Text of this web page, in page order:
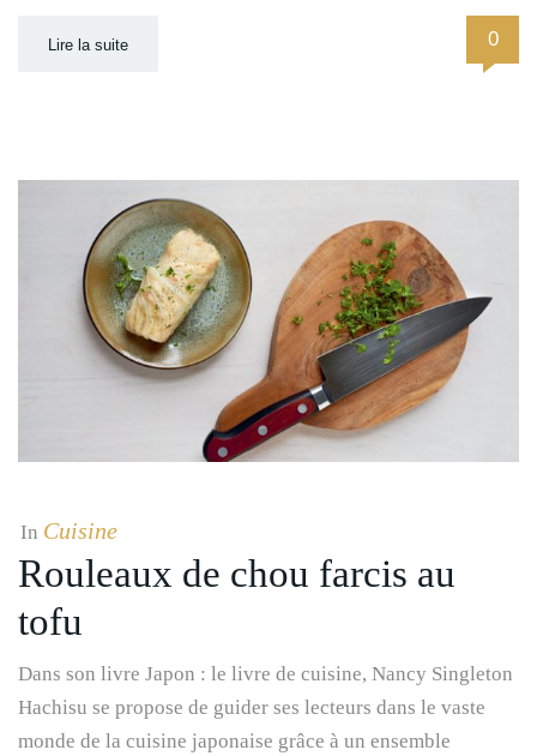
Lire la suite 0
In Cuisine
Rouleaux de chou farcis au
tofu
Dans son livre Japon : le livre de cuisine, Nancy Singleton
Hachisu se propose de guider ses lecteurs dans le vaste
monde de la cuisine japonaise grâce à un ensemble